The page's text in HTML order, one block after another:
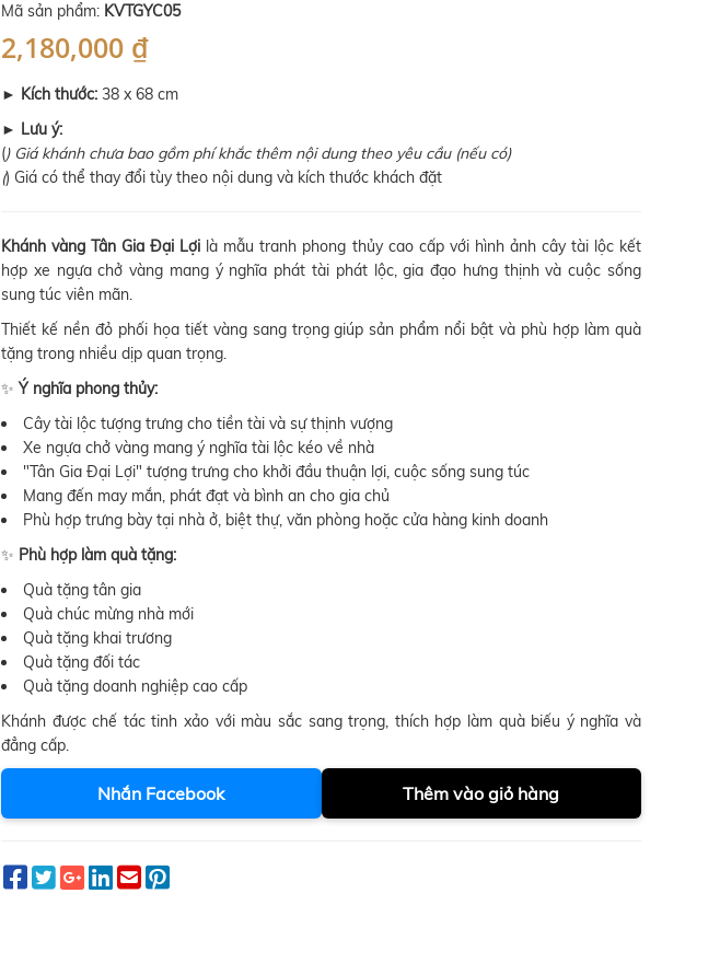
Mã sản phẩm: KVTGYC05
2,180,000 ₫
► Kích thước: 38 x 68 cm
► Lưu ý:
() Giá khánh chưa bao gồm phí khắc thêm nội dung theo yêu cầu (nếu có)
() Giá có thể thay đổi tùy theo nội dung và kích thước khách đặt
Khánh vàng Tân Gia Đại Lợi là mẫu tranh phong thủy cao cấp với hình ảnh cây tài lộc kết
hợp xe ngựa chở vàng mang ý nghĩa phát tài phát lộc, gia đạo hưng thịnh và cuộc sống
sung túc viên mãn.
Thiết kế nền đỏ phối họa tiết vàng sang trọng giúp sản phẩm nổi bật và phù hợp làm quà
tặng trong nhiều dịp quan trọng.
✨ Ý nghĩa phong thủy:
Cây tài lộc tượng trưng cho tiền tài và sự thịnh vượng
Xe ngựa chở vàng mang ý nghĩa tài lộc kéo về nhà
"Tân Gia Đại Lợi" tượng trưng cho khởi đầu thuận lợi, cuộc sống sung túc
Mang đến may mắn, phát đạt và bình an cho gia chủ
Phù hợp trưng bày tại nhà ở, biệt thự, văn phòng hoặc cửa hàng kinh doanh
✨ Phù hợp làm quà tặng:
Quà tặng tân gia
Quà chúc mừng nhà mới
Quà tặng khai trương
Quà tặng đối tác
Quà tặng doanh nghiệp cao cấp
Khánh được chế tác tinh xảo với màu sắc sang trọng, thích hợp làm quà biếu ý nghĩa và
đẳng cấp.
Nhắn Facebook Thêm vào giỏ hàng